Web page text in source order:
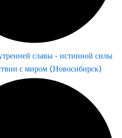
славы - истинной силы
с миром (Новосибирск)